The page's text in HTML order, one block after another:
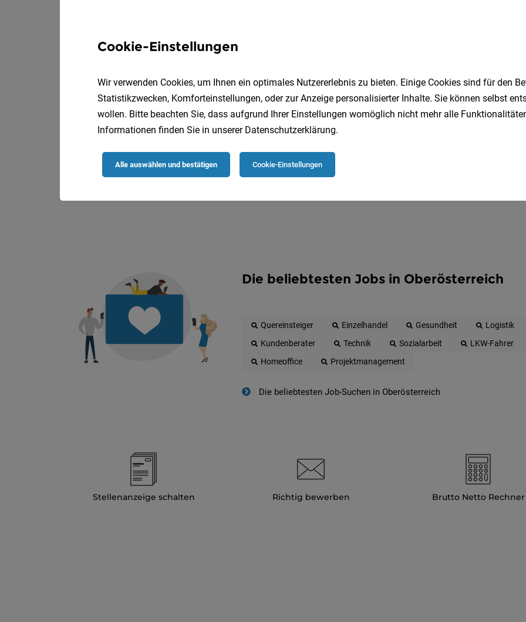
Speichere deine Suche als
Erhalte alle neuen Stellenangebote automatisch per
Die beliebtesten Jobs in Oberösterreich
Quereinsteiger Einzelhandel Gesundheit Logistik
Kundenberater
Technik Sozialarbeit LKW-Fahrer
Homeoffice
Projektmanagement
Die beliebtesten Job-Suchen in Oberösterreich
Stellenanzeige schalten Richtig bewerben Brutto Netto Rechner
Cookie-Einstellungen
Wir verwenden Cookies, um Ihnen ein optimales Nutzererlebnis zu bieten. Einige Cookies sind für den
Statistikzwecken, Komforteinstellungen, oder zur Anzeige personalisierter Inhalte. Sie können selbst
wollen. Bitte beachten Sie, dass aufgrund Ihrer Einstellungen womöglich nicht mehr alle
Informationen finden Sie in unserer Datenschutzerklärung.
Alle auswählen und bestätigen Cookie-Einstellungen